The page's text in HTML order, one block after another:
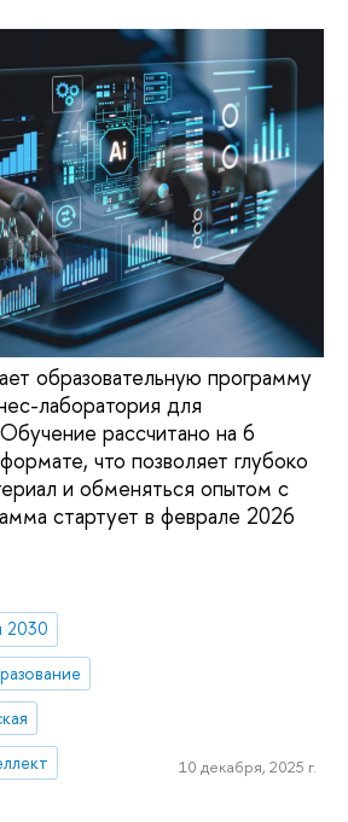
образовательную программу
лаборатория для
рассчитано на 6
что позволяет глубоко
и обменяться опытом с
стартует в феврале 2026
2030
10 декабря, 2025 г.